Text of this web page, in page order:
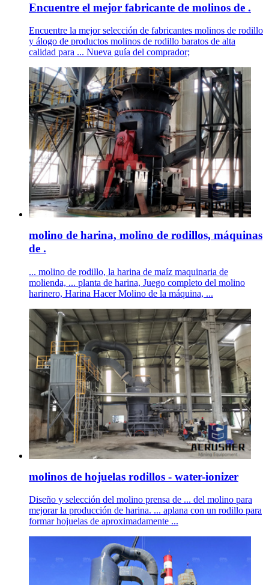
Encuentre el mejor fabricante de molinos de .
Encuentre la mejor selección de fabricantes molinos de rodillo
y álogo de productos molinos de rodillo baratos de alta
calidad para ... Nueva guía del comprador;
molino de harina, molino de rodillos, máquinas
de .
... molino de rodillo, la harina de maíz maquinaria de
molienda, ... planta de harina, Juego completo del molino
harinero, Harina Hacer Molino de la máquina, ...
molinos de hojuelas rodillos - water-ionizer
Diseño y selección del molino prensa de ... del molino para
mejorar la producción de harina. ... aplana con un rodillo para
formar hojuelas de aproximadamente ...